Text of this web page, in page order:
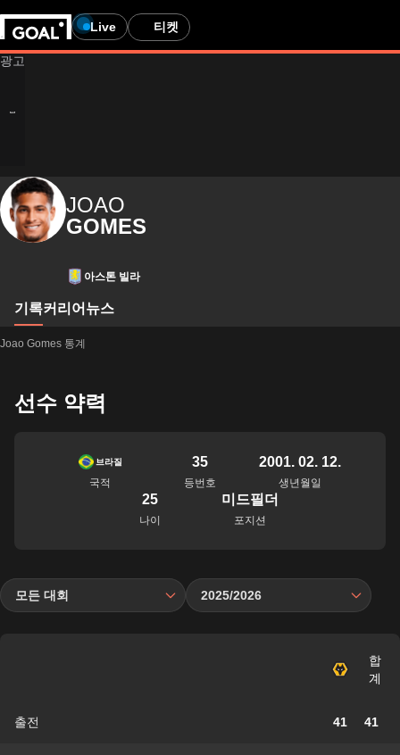
Live 티켓
JOAO
GOMES
아스톤 빌라
기록커리어 뉴스
Joao Gomes 통계
선수 약력
브라질
국적
35
등번호
2001. 02. 12.
생년월일
25
나이
미드필더
포지션
모든 대회 2025/2026
합
계
출전 41 41